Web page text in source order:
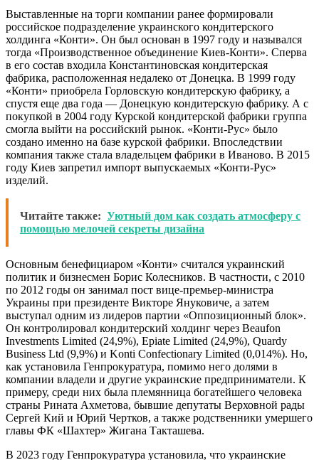
Выставленные на торги компании ранее формировали
российское подразделение украинского кондитерского
холдинга «Конти». Он был основан в 1997 году и назывался
тогда «Производственное объединение Киев-Конти». Сперва
в его состав входила Константиновская кондитерская
фабрика, расположенная недалеко от Донецка. В 1999 году
«Конти» приобрела Горловскую кондитерскую фабрику, а
спустя еще два года — Донецкую кондитерскую фабрику. А с
покупкой в 2004 году Курской кондитерской фабрики группа
смогла выйти на российский рынок. «Конти-Рус» было
создано именно на базе курской фабрики. Впоследствии
компания также стала владельцем фабрики в Иваново. В 2015
году Киев запретил импорт выпускаемых «Конти-Рус»
изделий.
Читайте также: Уютный дом как создать атмосферу с
помощью мелочей секреты дизайна
Основным бенефициаром «Конти» считался украинский
политик и бизнесмен Борис Колесников. В частности, с 2010
по 2012 годы он занимал пост вице-премьер-министра
Украины при президенте Викторе Януковиче, а затем
выступал одним из лидеров партии «Оппозиционный блок».
Он контролировал кондитерский холдинг через Beaufon
Investments Limited (24,9%), Epiate Limited (24,9%), Quardy
Business Ltd (9,9%) и Konti Confectionary Limited (0,014%). Но,
как установила Генпрокуратура, помимо него долями в
компании владели и другие украинские предприниматели. К
примеру, среди них была племянница богатейшего человека
страны Рината Ахметова, бывшие депутаты Верховной рады
Сергей Кий и Юрий Чертков, а также родственники умершего
главы ФК «Шахтер» Жигана Такташева.
В 2023 году Генпрокуратура установила, что украинские